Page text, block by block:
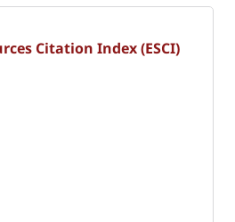
Citation Index (ESCI)